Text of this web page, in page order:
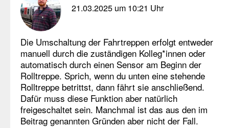
21.03.2025 um 10:21 Uhr
Die Umschaltung der Fahrtreppen erfolgt entweder
manuell durch die zuständigen Kolleg*innen oder
automatisch durch einen Sensor am Beginn der
Rolltreppe. Sprich, wenn du unten eine stehende
Rolltreppe betrittst, dann fährt sie anschließend.
Dafür muss diese Funktion aber natürlich
freigeschaltet sein. Manchmal ist das aus den im
Beitrag genannten Gründen aber nicht der Fall.